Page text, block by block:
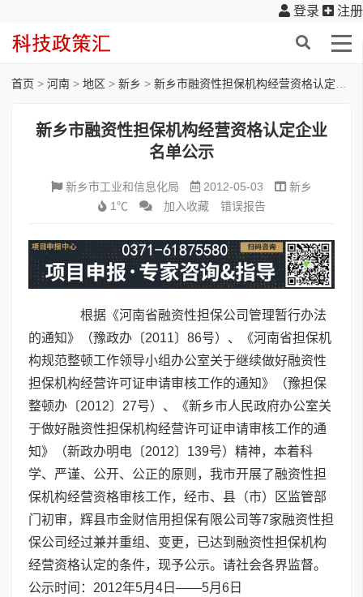
登录 注册
首页 > 河南 > 地区 > 新乡 > 新乡市融资性担保机构经营资格认定企业名单公示
新乡市融资性担保机构经营资格认定企业
名单公示
新乡市工业和信息化局 2012-05-03
新乡
1℃
加入收藏 错误报告
根据《河南省融资性担保公司管理暂行办法
的通知》（豫政办〔2011〕86号）、《河南省担保机
构规范整顿工作领导小组办公室关于继续做好融资性
担保机构经营许可证申请审核工作的通知》（豫担保
整顿办〔2012〕27号）、《新乡市人民政府办公室关
于做好融资性担保机构经营许可证申请审核工作的通
知》（新政办明电〔2012〕139号）精神，本着科
学、严谨、公开、公正的原则，我市开展了融资性担
保机构经营资格审核工作，经市、县（市）区监管部
门初审，辉县市金财信用担保有限公司等7家融资性担
保公司经过兼并重组、变更，已达到融资性担保机构
经营资格认定的条件，现予公示。请社会各界监督。
公示时间：2012年5月4日——5月6日